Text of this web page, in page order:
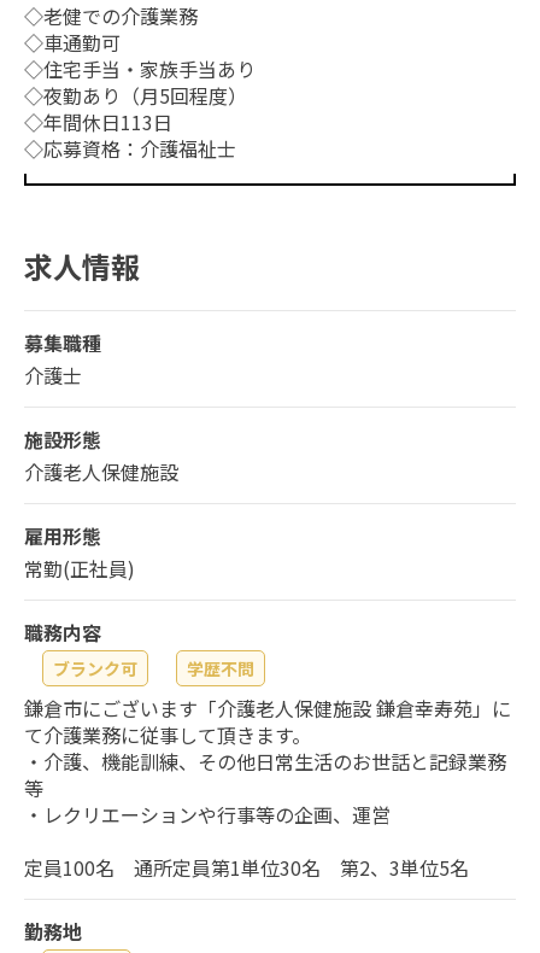
◇老健での介護業務
◇車通勤可
◇住宅手当・家族手当あり
◇夜勤あり（月5回程度）
◇年間休日113日
◇応募資格：介護福祉士
求人情報
募集職種
介護士
施設形態
介護老人保健施設
雇用形態
常勤(正社員)
職務内容
ブランク可 学歴不問
鎌倉市にございます「介護老人保健施設 鎌倉幸寿苑」に
て介護業務に従事して頂きます。
・介護、機能訓練、その他日常生活のお世話と記録業務
等
・レクリエーションや行事等の企画、運営
定員100名 通所定員第1単位30名 第2、3単位5名
勤務地